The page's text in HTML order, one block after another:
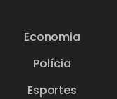
Economia
Polícia
Esportes